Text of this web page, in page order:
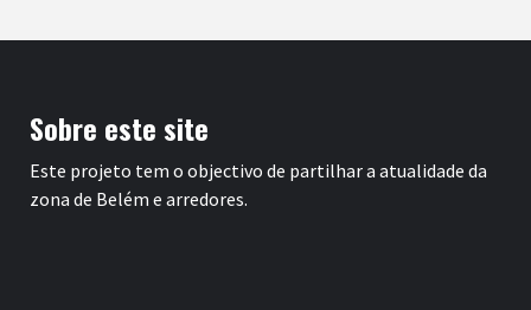
Sobre este site
Este projeto tem o objectivo de partilhar a atualidade da
zona de Belém e arredores.